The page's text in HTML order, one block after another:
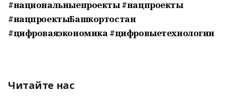
#национальныепроекты #нацпроекты
#нацпроектыБашкортостан
#цифроваяэкономика #цифровыетехнологии
Читайте нас